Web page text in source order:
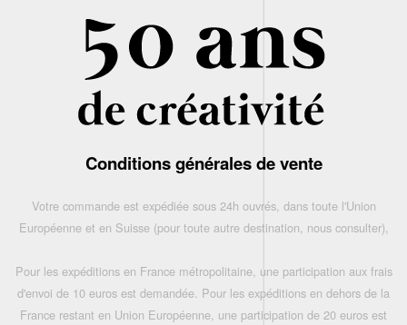
Conditions générales de vente
Votre commande est expédiée sous 24h ouvrés, dans toute l'Union
Européenne et en Suisse (pour toute autre destination, nous consulter),
Pour les expéditions en France métropolitaine, une participation aux frais
d'envoi de 10 euros est demandée. Pour les expéditions en dehors de la
France restant en Union Européenne, une participation de 20 euros est